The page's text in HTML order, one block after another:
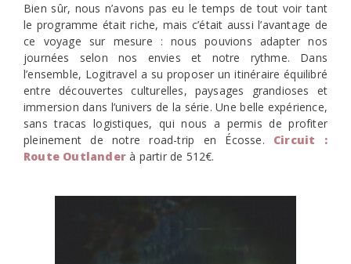
Bien sûr, nous n’avons pas eu le temps de tout voir tant
le programme était riche, mais c’était aussi l’avantage de
ce voyage sur mesure : nous pouvions adapter nos
journées selon nos envies et notre rythme. Dans
l’ensemble, Logitravel a su proposer un itinéraire équilibré
entre découvertes culturelles, paysages grandioses et
immersion dans l’univers de la série. Une belle expérience,
sans tracas logistiques, qui nous a permis de profiter
pleinement de notre road-trip en Écosse. Circuit :
Route Outlander à partir de 512€.